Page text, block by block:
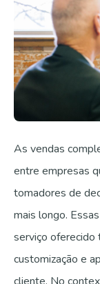
As vendas
entre empresas
tomadores de
mais longo.
serviço oferecido
customização e